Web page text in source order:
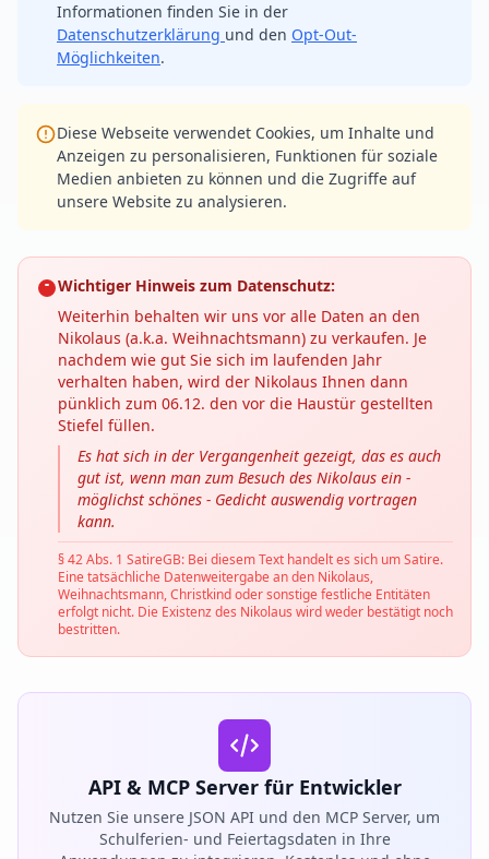
Informationen finden Sie in der
Datenschutzerklärung und den Opt-Out-
Möglichkeiten.
Diese Webseite verwendet Cookies, um Inhalte und
Anzeigen zu personalisieren, Funktionen für soziale
Medien anbieten zu können und die Zugriffe auf
unsere Website zu analysieren.
Wichtiger Hinweis zum Datenschutz:
Weiterhin behalten wir uns vor alle Daten an den
Nikolaus (a.k.a. Weihnachtsmann) zu verkaufen. Je
nachdem wie gut Sie sich im laufenden Jahr
verhalten haben, wird der Nikolaus Ihnen dann
pünklich zum 06.12. den vor die Haustür gestellten
Stiefel füllen.
Es hat sich in der Vergangenheit gezeigt, das es auch
gut ist, wenn man zum Besuch des Nikolaus ein -
möglichst schönes - Gedicht auswendig vortragen
kann.
§ 42 Abs. 1 SatireGB: Bei diesem Text handelt es sich um Satire.
Eine tatsächliche Datenweitergabe an den Nikolaus,
Weihnachtsmann, Christkind oder sonstige festliche Entitäten
erfolgt nicht. Die Existenz des Nikolaus wird weder bestätigt noch
bestritten.
API & MCP Server für Entwickler
Nutzen Sie unsere JSON API und den MCP Server, um
Schulferien- und Feiertagsdaten in Ihre